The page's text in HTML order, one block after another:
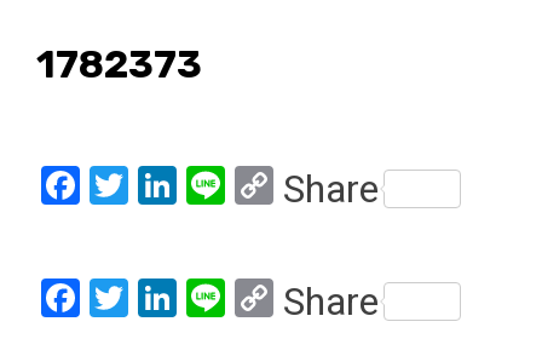
1782373
Facebook
Twitter
LinkedIn
LineCopy
Share
Facebook
Twitter
LinkedIn
LineCopy
Share